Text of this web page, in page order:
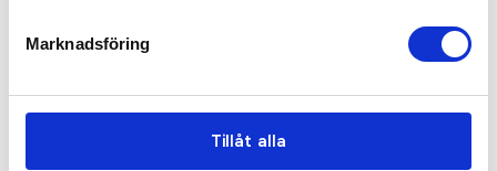
Marknadsföring
Tillåt alla